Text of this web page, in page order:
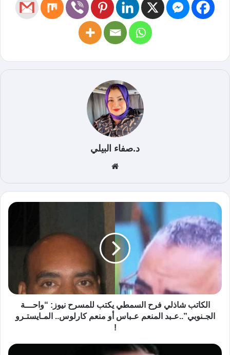
د.صفاء البيلي
الوي
ب
الكاتب شاذلي فرح السمطي يكتب للمسرح نيوز: “واحـــة
الجـنوبي”..عـبد المنعم عـباس أو منعم كارلوس.. المـايستـرو
!